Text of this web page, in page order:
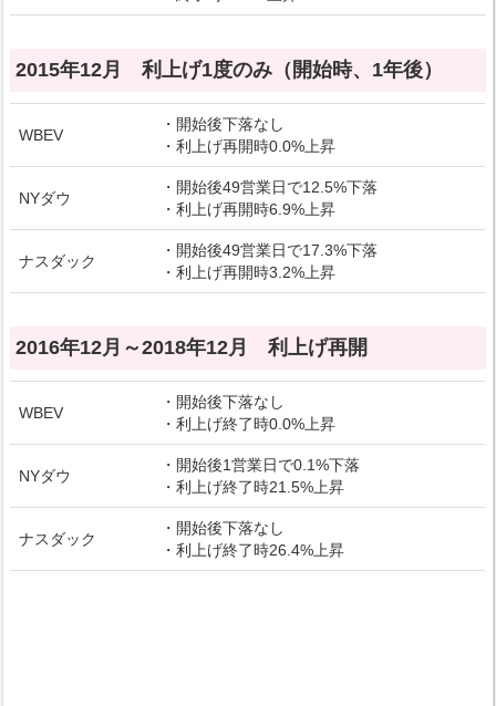
2015年12月 利上げ1度のみ（開始時、1年後）
WBEV
・開始後下落なし
・利上げ再開時0.0%上昇
NYダウ
・開始後49営業日で12.5%下落
・利上げ再開時6.9%上昇
ナスダック
・開始後49営業日で17.3%下落
・利上げ再開時3.2%上昇
2016年12月～2018年12月 利上げ再開
WBEV
・開始後下落なし
・利上げ終了時0.0%上昇
NYダウ
・開始後1営業日で0.1%下落
・利上げ終了時21.5%上昇
ナスダック
・開始後下落なし
・利上げ終了時26.4%上昇